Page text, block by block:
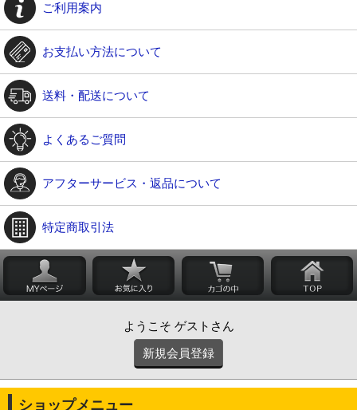
ご利用案内
お支払い方法について
送料・配送について
よくあるご質問
アフターサービス・返品について
特定商取引法
ようこそ ゲストさん
新規会員登録
ショップメニュー